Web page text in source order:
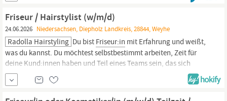
Arbeitsweise Qualitätsbewusstsein und Freude an guter
FriseurarbeitTeamfähigkeit,
Friseur / Hairstylist (w/m/d)
24.06.2026 Niedersachsen, Diepholz Landkreis, 28844, Weyhe
Radolla Hairstyling Du bist Friseur:in mit Erfahrung und weißt,
was du kannst. Du möchtest selbstbestimmt arbeiten, Zeit für
deine Kund:innen haben und Teil eines Teams sein, das sich
vertraut – ohne unnötige Hierarchien und ohne Dauerstress.
Unser Anspruch ist klar: Qualität, Kundenbindung und
professionelles Arbeiten – in einem herzlichen, offenen